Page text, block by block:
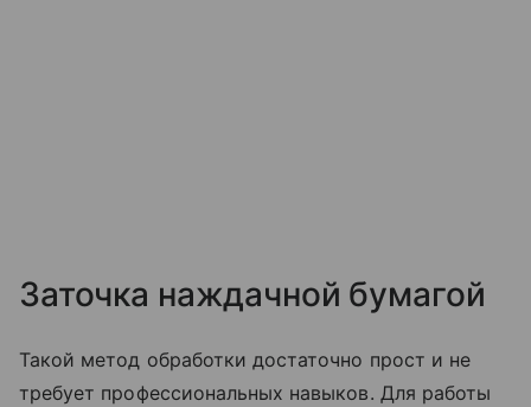
Заточка наждачной бумагой
Такой метод обработки достаточно прост и не
требует профессиональных навыков. Для работы